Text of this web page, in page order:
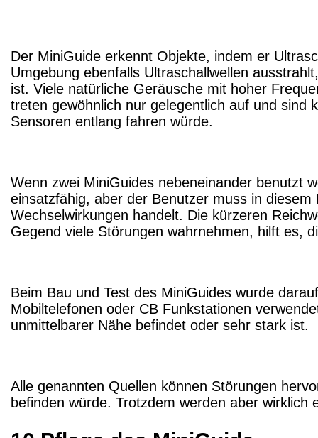
Der MiniGuide erkennt Objekte, indem er
Umgebung ebenfalls Ultraschallwellen
ist. Viele natürliche Geräusche mit hoher
treten gewöhnlich nur gelegentlich auf und sind
Sensoren entlang fahren würde.
Wenn zwei MiniGuides nebeneinander benutzt
einsatzfähig, aber der Benutzer muss in
Wechselwirkungen handelt. Die kürzeren
Gegend viele Störungen wahrnehmen, hilft es,
Beim Bau und Test des MiniGuides wurde
Mobiltelefonen oder CB Funkstationen
unmittelbarer Nähe befindet oder sehr stark ist.
Alle genannten Quellen können Störungen
befinden würde. Trotzdem werden aber